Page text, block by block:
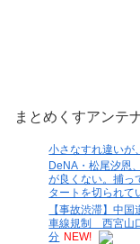
まとめくすアンテ
小さなすれ違いが
DeNA・松尾汐恩
が良くない。捕っ
タートを切られて
【事故渋滞】中
車線規制 西宮山
分 NEW!